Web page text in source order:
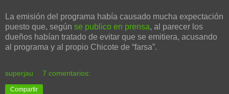
La emisión del programa había causado mucha expectación
puesto que, según se publico en prensa, al parecer los
dueños habían tratado de evitar que se emitiera, acusando
al programa y al propio Chicote de “farsa”.
superjau 7 comentarios:
Compartir